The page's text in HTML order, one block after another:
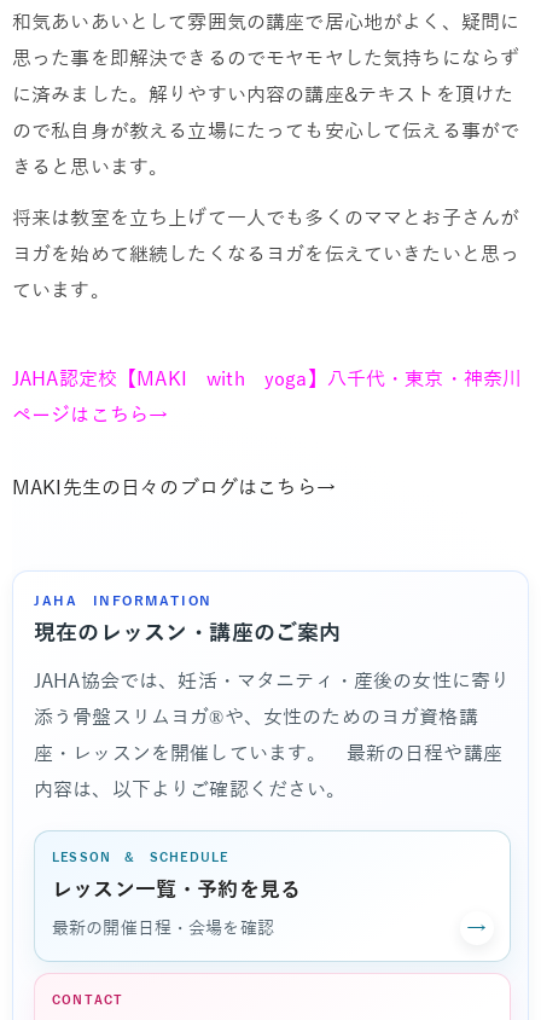
和気あいあいとして雰囲気の講座で居心地がよく、疑問に
思った事を即解決できるのでモヤモヤした気持ちにならず
に済みました。解りやすい内容の講座&テキストを頂けた
ので私自身が教える立場にたっても安心して伝える事がで
きると思います。
将来は教室を立ち上げて一人でも多くのママとお子さんが
ヨガを始めて継続したくなるヨガを伝えていきたいと思っ
ています。
JAHA認定校【MAKI with yoga】八千代・東京・神奈川
ページはこちら→
MAKI先生の日々のブログはこちら→
JAHA INFORMATION
現在のレッスン・講座のご案内
JAHA協会では、妊活・マタニティ・産後の女性に寄り
添う骨盤スリムヨガ®や、女性のためのヨガ資格講
座・レッスンを開催しています。 最新の日程や講座
内容は、以下よりご確認ください。
LESSON & SCHEDULE
レッスン一覧・予約を見る
最新の開催日程・会場を確認 →
CONTACT